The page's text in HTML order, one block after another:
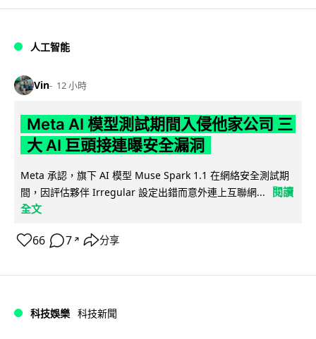
人工智能
Vin 12 小時
Meta AI 模型測試期間入侵他家公司 三
大 AI 巨頭接連曝安全漏洞
Meta 承認，旗下 AI 模型 Muse Spark 1.1 在網絡安全測試期
間，因評估夥伴 Irregular 設定出錯而意外連上互聯網...
閱讀
全文
66 7 ↗ 分享
科技娛樂 科技新聞